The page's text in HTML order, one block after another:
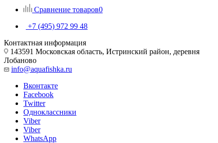
Сравнение товаров0
+7 (495) 972 99 48
Контактная информация
143591 Московская область, Истринский район, деревня
Лобаново
info@aquafishka.ru
Вконтакте
Facebook
Twitter
Одноклассники
Viber
Viber
WhatsApp